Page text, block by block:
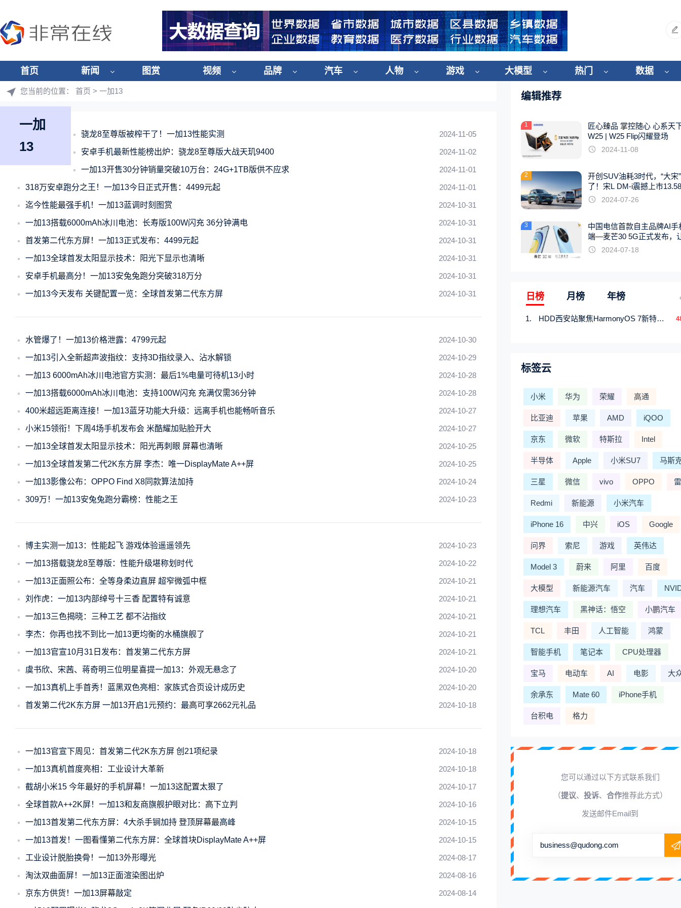
首页 新闻 图赏 视频 品牌 汽车 人物 游戏 大模型 热门 数据
您当前的位置： 首页 > 一加13
一加
13
2024-11-05
骁龙8至尊版被榨干了！一加13性能实测
2024-11-02
安卓手机最新性能榜出炉：骁龙8至尊版大战天玑9400
2024-11-01
一加13开售30分钟销量突破10万台：24G+1TB版供不应求
2024-11-01
318万安卓跑分之王！一加13今日正式开售：4499元起
2024-10-31
迄今性能最强手机！一加13蓝调时刻图赏
2024-10-31
一加13搭载6000mAh冰川电池：长寿版100W闪充 36分钟满电
2024-10-31
首发第二代东方屏！一加13正式发布：4499元起
2024-10-31
一加13全球首发太阳显示技术：阳光下显示也清晰
2024-10-31
安卓手机最高分！一加13安兔兔跑分突破318万分
2024-10-31
一加13今天发布 关键配置一览：全球首发第二代东方屏
2024-10-30
水管爆了！一加13价格泄露：4799元起
2024-10-29
一加13引入全新超声波指纹：支持3D指纹录入、沾水解锁
2024-10-28
一加13 6000mAh冰川电池官方实测：最后1%电量可待机13小时
2024-10-28
一加13搭载6000mAh冰川电池：支持100W闪充 充满仅需36分钟
2024-10-27
400米超远距离连接！一加13蓝牙功能大升级：远离手机也能畅听音乐
2024-10-27
小米15领衔！下周4场手机发布会 米酷耀加贴脸开大
2024-10-25
一加13全球首发太阳显示技术：阳光再刺眼 屏幕也清晰
2024-10-25
一加13全球首发第二代2K东方屏 李杰：唯一DisplayMate A++屏
2024-10-24
一加13影像公布：OPPO Find X8同款算法加持
2024-10-23
309万！一加13安兔兔跑分霸榜：性能之王
2024-10-23
博主实测一加13：性能起飞 游戏体验遥遥领先
2024-10-22
一加13搭载骁龙8至尊版：性能升级堪称划时代
2024-10-21
一加13正面照公布：全等身柔边直屏 超窄微弧中框
2024-10-21
刘作虎：一加13内部绰号十三香 配置特有诚意
2024-10-21
一加13三色揭晓：三种工艺 都不沾指纹
2024-10-21
李杰：你再也找不到比一加13更均衡的水桶旗舰了
2024-10-21
一加13官宣10月31日发布：首发第二代东方屏
2024-10-20
虞书欣、宋茜、蒋奇明三位明星喜提一加13：外观无悬念了
2024-10-20
一加13真机上手首秀！蓝黑双色亮相：家族式合页设计成历史
2024-10-18
首发第二代2K东方屏 一加13开启1元预约：最高可享2662元礼品
2024-10-18
一加13官宣下周见：首发第二代2K东方屏 创21项纪录
2024-10-18
一加13真机首度亮相：工业设计大革新
2024-10-17
截胡小米15 今年最好的手机屏幕！一加13这配置太狠了
2024-10-16
全球首款A++2K屏！一加13和友商旗舰护眼对比：高下立判
2024-10-15
一加13首发第二代东方屏：4大杀手锏加持 登顶屏幕最高峰
2024-10-15
一加13首发！一图看懂第二代东方屏：全球首块DisplayMate A++屏
2024-08-17
工业设计脱胎换骨！一加13外形曝光
2024-08-16
淘汰双曲面屏！一加13正面渲染图出炉
2024-08-14
京东方供货！一加13屏幕敲定
编辑推荐
1
匠心臻品 掌控随心 心系天
W25 | W25 Flip闪耀登场
2024-11-08
2
开创SUV油耗3时代，“大宋
了！宋L DM-i震撼上市
起
2024-07-26
3
中国电信首款自主品牌AI手
端—麦芒30 5G正式发布，
触手可及2024-07-18
日榜 月榜 年榜
HDD西安站聚焦HarmonyOS 7新特性，解锁从互联到智能的应用开发新范式
标签云
小米 华为 荣耀 高通
比亚迪 苹果 AMD iQOO
京东 微软 特斯拉 Intel
半导体 Apple 小米SU7 马斯
三星 微信 vivo OPPO
Redmi 新能源 小米汽车
iPhone 16 中兴 iOS Google
问界 索尼 游戏 英伟达
Model 3 蔚来 阿里 百度
大模型 新能源汽车 汽车
理想汽车 黑神话：悟空 小鹏汽车
TCL 丰田 人工智能 鸿蒙
智能手机 笔记本 CPU处理器
宝马 电动车 AI 电影 大
余承东 Mate 60 iPhone手机
台积电 格力
您可以通过以下方式联系我们
（提议、 投诉、 合作推荐此方式）
发送邮件Email到
business@qudong.com